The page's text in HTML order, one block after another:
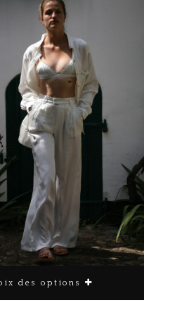
des options